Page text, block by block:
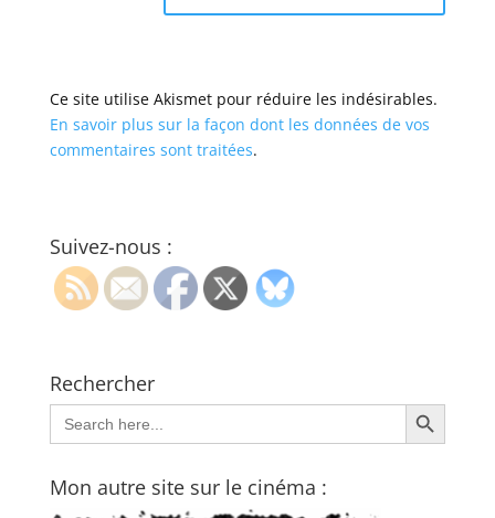
Ce site utilise Akismet pour réduire les indésirables.
En savoir plus sur la façon dont les données de vos
commentaires sont traitées.
Suivez-nous :
Rechercher
Search
for:
Search Button
Mon autre site sur le cinéma :